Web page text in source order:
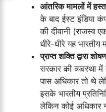
आंतरिक मामलों में
के बाद ईस्ट इंडिया
की दीवानी (राजस्व
धीरे-धीरे यह भारतीय
प्राप्त शक्ति द्वारा
सरकार की व्यवस्था
पास अधिकार तो थे
इसके भारतीय
लेकिन कोई अधिकार